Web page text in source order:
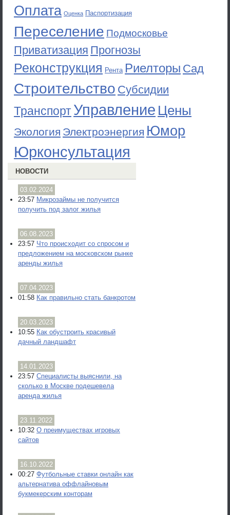
Оплата Оценка Паспортизация
Переселение Подмосковье
Приватизация Прогнозы
Реконструкция Рента Риелторы Сад
Строительство Субсидии
ТранспортУправление Цены
Экология Электроэнергия Юмор
Юрконсультация
НОВОСТИ
03.02.2024
23:57 Микрозаймы не получится
получить под залог жилья
06.08.2023
23:57 Что происходит со спросом и
предложением на московском рынке
аренды жилья
07.04.2023
01:58 Как правильно стать банкротом
20.03.2023
10:55 Как обустроить красивый
дачный ландшафт
14.01.2023
23:57 Специалисты выяснили, на
сколько в Москве подешевела
аренда жилья
23.11.2022
10:32 О преимуществах игровых
сайтов
16.10.2022
00:27 Футбольные ставки онлайн как
альтернатива оффлайновым
букмекерским конторам